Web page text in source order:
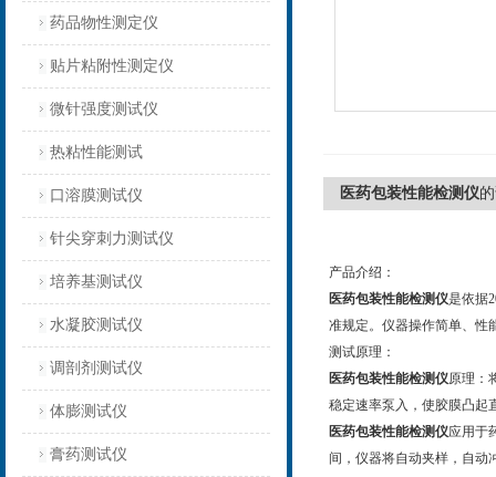
药品物性测定仪
贴片粘附性测定仪
微针强度测试仪
热粘性能测试
口溶膜测试仪
针尖穿刺力测试仪
培养基测试仪
水凝胶测试仪
调剖剂测试仪
体膨测试仪
膏药测试仪
医药包装性能检测仪
产品介绍：
医药包装性能检测仪是依据
准规定。仪器操作简单、性
测试原理：
医药包装性能检测仪原理：
稳定速率泵入，使胶膜凸起
医药包装性能检测仪应用于
间，仪器将自动夹样，自动